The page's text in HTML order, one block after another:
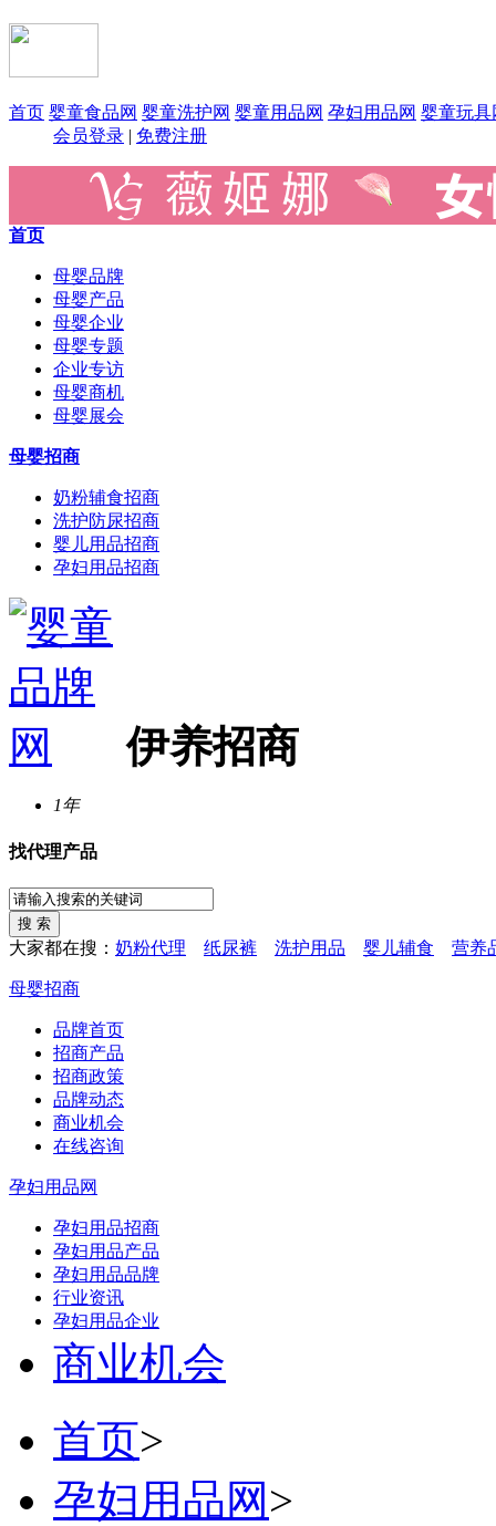
首页 婴童食品网 婴童洗护网 婴童用品网 孕妇用品网 婴童玩具
会员登录 | 免费注册
首页
母婴品牌
母婴产品
母婴企业
母婴专题
企业专访
母婴商机
母婴展会
母婴招商
奶粉辅食招商
洗护防尿招商
婴儿用品招商
孕妇用品招商
伊养招商
1年
找代理产品
大家都在搜： 奶粉代理 纸尿裤 洗护用品 婴儿辅食 营养
母婴招商
品牌首页
招商产品
招商政策
品牌动态
商业机会
在线咨询
孕妇用品网
孕妇用品招商
孕妇用品产品
孕妇用品品牌
行业资讯
孕妇用品企业
商业机会
首页>
孕妇用品网 >